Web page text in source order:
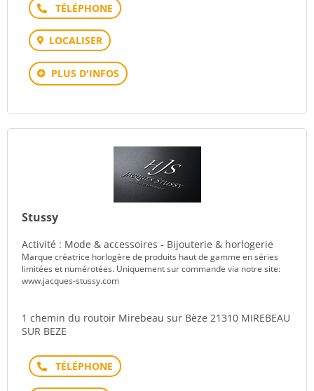
Téléphone
LOCALISER
PLUS D'INFOS
Stussy
Activité : Mode & accessoires - Bijouterie & horlogerie
Marque créatrice horlogère de produits haut de gamme en séries
limitées et numérotées. Uniquement sur commande via notre site:
www.jacques-stussy.com
1 chemin du routoir Mirebeau sur Bèze 21310 MIREBEAU
SUR BEZE
Téléphone